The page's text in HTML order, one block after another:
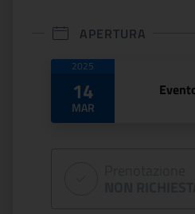
APERTURA
Date di apertura
2025
14
MAR